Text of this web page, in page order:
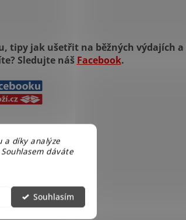
a díky analýze
dáváte
Souhlasím
tipy jak ušetřit na běžných výdajích
Sledujte náš Facebook.